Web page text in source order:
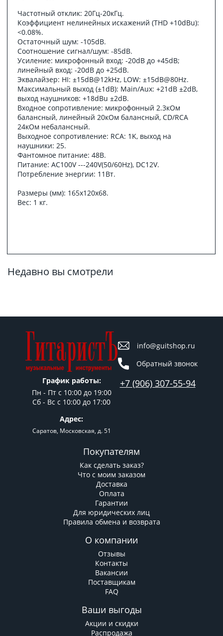
Частотный отклик: 20Гц-20кГц.
Коэффициент нелинейных искажений (THD +10dBu):
<0.08%.
Остаточный шум: -105dB.
Соотношение сигнал/шум: -85dB.
Усиление: микрофонный вход: -20dB до +45dB;
линейный вход: -20dB до +25dB.
Эквалайзер: HI: ±15dB@12kHz, LOW: ±15dB@80Hz.
Максимальный выход (±1dB): Main/Aux: +21dB ±2dB,
выход наушников: +18dBu ±2dB.
Входное сопротивление: микрофонный 2.3кОм
балансный, линейный 20кОм балансный, CD/RCA
24кОм небалансный.
Выходное сопротивление: RCA: 1K, выход на
наушники: 25.
Фантомное питание: 48В.
Питание: AC100V ---240V(50/60Hz), DC12V.
Потребление энергии: 11Вт.
Размеры (мм): 165x120x68.
Вес: 1 кг.
Недавно вы смотрели
График работы:
Пн - Пт c 10:00 до 19:00
Сб - Вс с 10:00 до 17:00
Адрес:
Саратов, Московская, д. 51
info@guitshop.ru
Обратный звонок
+7 (906) 307-55-94
Покупателям
Как сделать заказ?
Что с моим заказом
Доставка
Оплата
Гарантии
Для юридических лиц
Правила обмена и возврата
О компании
Отзывы
Контакты
Вакансии
Поставщикам
FAQ
Ваши выгоды
Акции и скидки
Распродажа